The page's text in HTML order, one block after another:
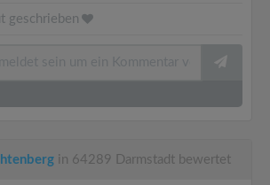
geschrieben
in 64289 Darmstadt bewertet